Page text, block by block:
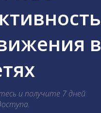
в
и получите 7 дней